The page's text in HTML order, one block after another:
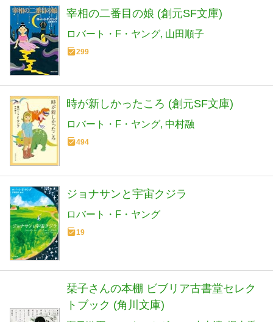
宰相の二番目の娘 (創元SF文庫)
ロバート・F・ヤング 山田順子
299
時が新しかったころ (創元SF文庫)
ロバート・F・ヤング 中村融
494
ジョナサンと宇宙クジラ
ロバート・F・ヤング
19
栞子さんの本棚 ビブリア古書堂セレク
トブック (角川文庫)